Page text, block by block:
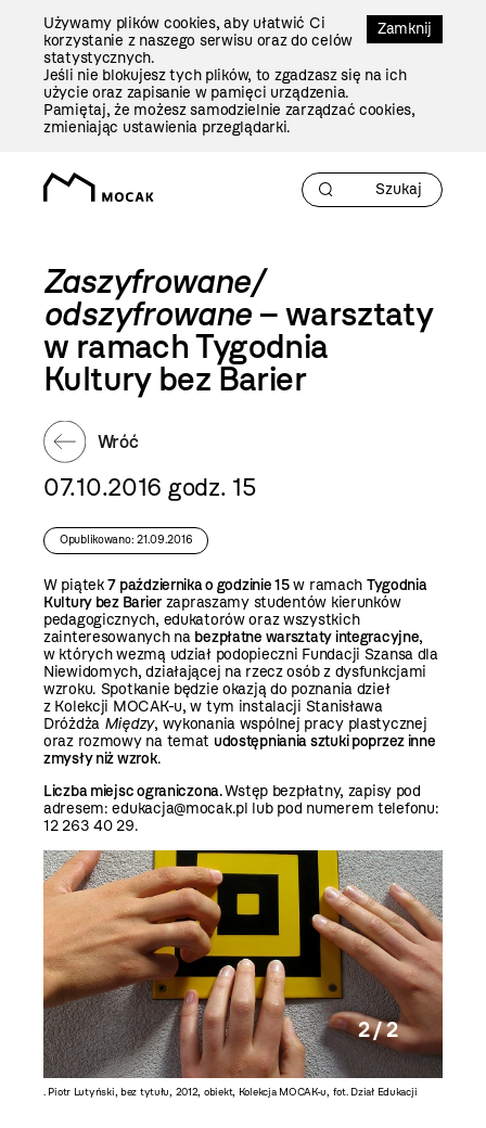
Zamknij
Używamy plików cookies, aby ułatwić Ci
korzystanie z naszego serwisu oraz do celów
statystycznych.
Jeśli nie blokujesz tych plików, to zgadzasz się na ich
użycie oraz zapisanie w pamięci urządzenia.
Pamiętaj, że możesz samodzielnie zarządzać cookies,
zmieniając ustawienia przeglądarki.
Zaszyfrowane/
odszyfrowane– warsztaty
w ramach Tygodnia
Kultury bez Barier
Wróć
07.10.2016 godz. 15
Opublikowano: 21.09.2016
W piątek7 października o godzinie 15w ramach Tygodnia
Kultury bez Barierzapraszamy studentów kierunków
pedagogicznych, edukatorów oraz wszystkich
zainteresowanych na bezpłatne warsztaty integracyjne,
w których wezmą udział podopieczni Fundacji Szansa dla
Niewidomych, działającej na rzecz osób z dysfunkcjami
wzroku. Spotkanie będzie okazją do poznania dzieł
z Kolekcji MOCAK-u, w tym instalacji Stanisława
Dróżdża Między, wykonania wspólnej pracy plastycznej
oraz rozmowy na temat udostępniania sztuki poprzez inne
zmysły niż wzrok.
Liczba miejsc ograniczona.Wstęp bezpłatny, zapisy pod
adresem:edukacja@mocak.pl lub pod numerem telefonu:
12 263 40 29.
. Piotr Lutyński, bez tytułu, 2012, obiekt, Kolekcja MOCAK-u, fot. Dział Edukacji
2 / 2